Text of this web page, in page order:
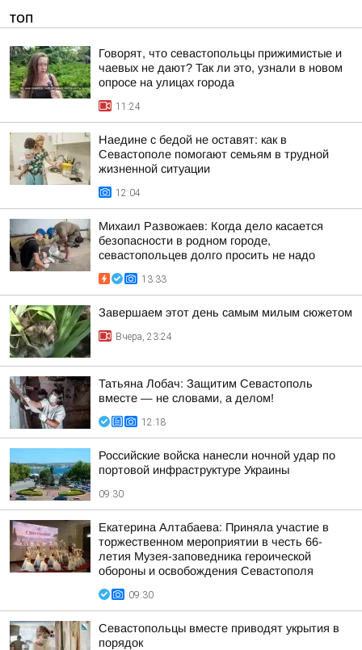
ТОП
Говорят, что севастопольцы прижимистые и
чаевых не дают? Так ли это, узнали в новом
опросе на улицах города
11:24
Наедине с бедой не оставят: как в
Севастополе помогают семьям в трудной
жизненной ситуации
12:04
Михаил Развожаев: Когда дело касается
безопасности в родном городе,
севастопольцев долго просить не надо
13:33
Завершаем этот день самым милым сюжетом
Вчера, 23:24
Татьяна Лобач: Защитим Севастополь
вместе — не словами, а делом!
12:18
Российские войска нанесли ночной удар по
портовой инфраструктуре Украины
09:30
Екатерина Алтабаева: Приняла участие в
торжественном мероприятии в честь 66-
летия Музея-заповедника героической
обороны и освобождения Севастополя
09:30
Севастопольцы вместе приводят укрытия в
порядок